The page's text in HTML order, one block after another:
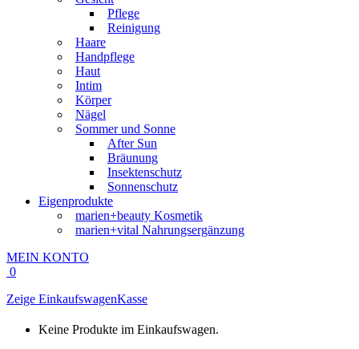
Pflege
Reinigung
Haare
Handpflege
Haut
Intim
Körper
Nägel
Sommer und Sonne
After Sun
Bräunung
Insektenschutz
Sonnenschutz
Eigenprodukte
marien+beauty Kosmetik
marien+vital Nahrungsergänzung
MEIN KONTO
0
Zeige EinkaufswagenKasse
Keine Produkte im Einkaufswagen.